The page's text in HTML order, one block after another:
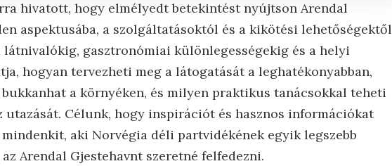
hivatott, hogy elmélyedt betekintést nyújtson Arendal
aspektusába, a szolgáltatásoktól és a kikötési lehetőségektől
látnivalókig, gasztronómiai különlegességekig és a helyi
hogyan tervezheti meg a látogatását a leghatékonyabban,
a környéken, és milyen praktikus tanácsokkal teheti
utazását. Célunk, hogy inspirációt és hasznos információkat
aki Norvégia déli partvidékének egyik legszebb
Arendal Gjestehavnt szeretné felfedezni.